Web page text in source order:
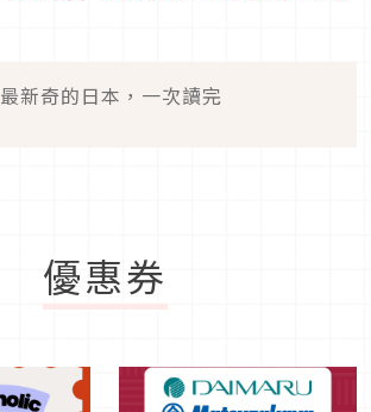
最新奇的日本，一次讀完
優惠券